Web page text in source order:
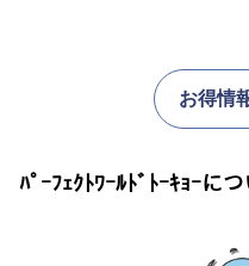
お得情
ﾊﾟｰﾌｪｸﾄﾜｰﾙﾄﾞﾄｰｷｮｰに